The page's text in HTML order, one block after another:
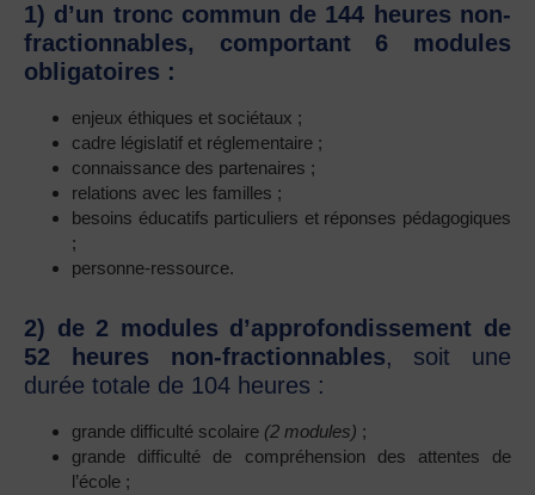
1) d’un tronc commun de 144 heures non-
fractionnables, comportant 6 modules
obligatoires :
enjeux éthiques et sociétaux ;
cadre législatif et réglementaire ;
connaissance des partenaires ;
relations avec les familles ;
besoins éducatifs particuliers et réponses pédagogiques
;
personne-ressource.
2) de 2 modules d’approfondissement de
52 heures non-fractionnables, soit une
durée totale de 104 heures :
grande difficulté scolaire (2 modules) ;
grande difficulté de compréhension des attentes de
l’école ;